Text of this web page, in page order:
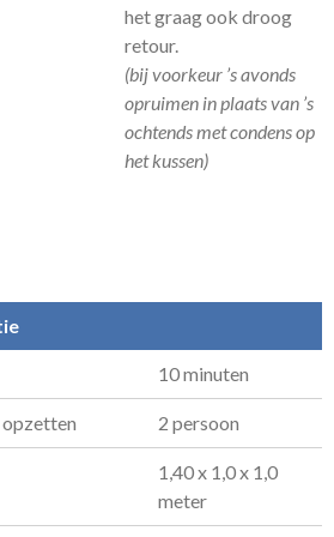
het graag ook droog
retour.
(bij voorkeur ’s avonds
opruimen in plaats van ’s
ochtends met condens op
het kussen)
10 minuten
2 persoon
1,40 x 1,0 x 1,0
meter